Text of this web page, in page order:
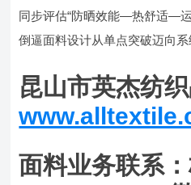
同步评估“防晒效能—热舒适—运
倒逼面料设计从单点突破迈向系
昆山市英杰纺
面料业务联系